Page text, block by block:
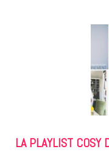
LA PLAYLIST COSY